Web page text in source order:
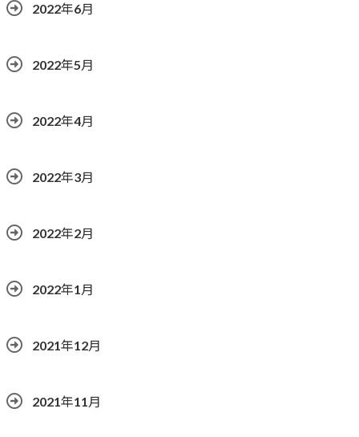
2022年6月
2022年5月
2022年4月
2022年3月
2022年2月
2022年1月
2021年12月
2021年11月